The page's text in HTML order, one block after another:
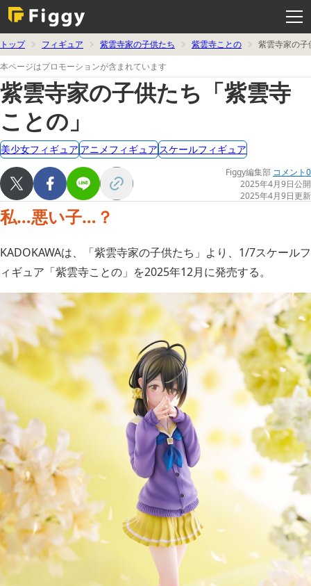
ー
を
開
く
トップ フィギュア 紫雲寺家の子供たち 紫雲寺ことの
紫雲寺家の
本ページはプロモーションが含まれています
紫雲寺家の子供たち「紫雲寺
ことの」
美少女フィギュア アニメフィギュア スケールフィギュア
Figgy編集部 コメント0
2025年4月9日公開
2025年4月9日更新
私…悪い子…？
KADOKAWAは、「紫雲寺家の子供たち」より、1/7スケールフ
ィギュア「紫雲寺ことの」を2025年12月に発売する。